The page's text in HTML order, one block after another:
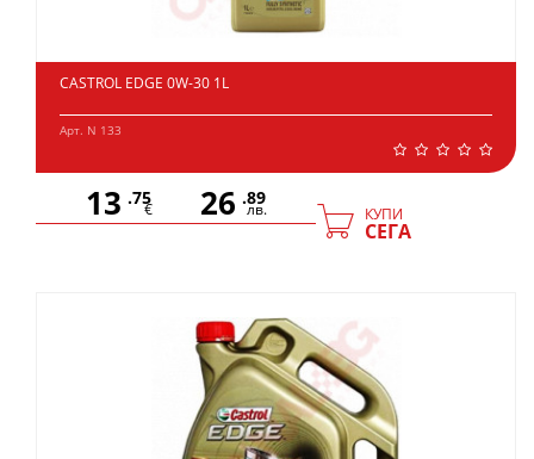
CASTROL EDGE 0W-30 1L
Арт. N 133
13 .75
€ 26 .89
лв. КУПИ
СЕГА